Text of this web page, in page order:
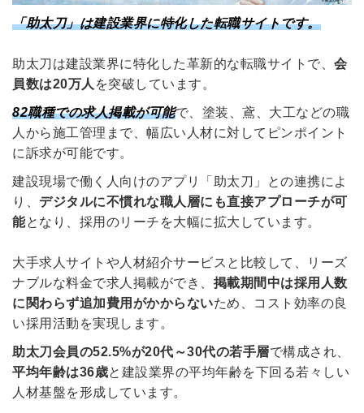
「助太刀」は建設業界に特化した転職サイトです。
助太刀は建設業界に特化した革新的な転職サイトで、 会
員数は20万人 を突破しています。
82職種での求人掲載が可能で、塗装、鳶、大工などの職
人から施工管理まで、幅広い人材に対してピンポイント
に訴求が可能です。
建設現場で働く人向けのアプリ「助太刀」との連携によ
り、 デジタルに不慣れな職人層にも直接アプローチが可
能となり、採用のリーチを大幅に拡大しています。
大手求人サイトや人材紹介サービスと比較して、リーズ
ナブルな料金で求人掲載ができ、 掲載期間中は採用人数
に関わらず追加費用がかからないため、コスト効率の良
い採用活動を実現します。
助太刀会員の52.5%が20代～30代の若手層で構成され、
平均年齢は36歳と建設業界の平均年齢を下回る若々しい
人材基盤を形成しています。